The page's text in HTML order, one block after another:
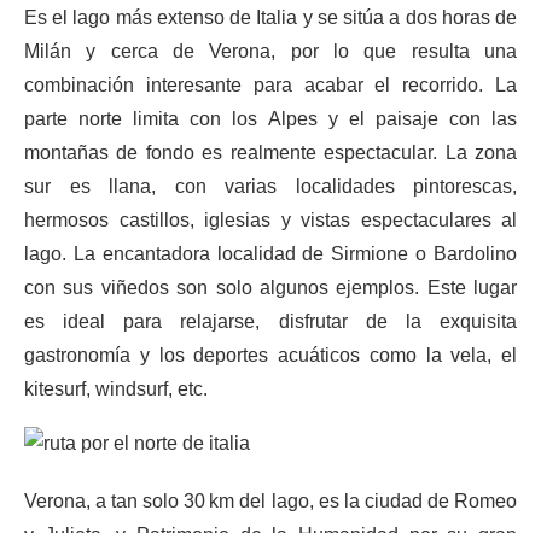
Es el lago más extenso de Italia y se sitúa a dos horas de
Milán y cerca de Verona, por lo que resulta una
combinación interesante para acabar el recorrido. La
parte norte limita con los Alpes y el paisaje con las
montañas de fondo es realmente espectacular. La zona
sur es llana, con varias localidades pintorescas,
hermosos castillos, iglesias y vistas espectaculares al
lago. La encantadora localidad de Sirmione o Bardolino
con sus viñedos son solo algunos ejemplos. Este lugar
es ideal para relajarse, disfrutar de la exquisita
gastronomía y los deportes acuáticos como la vela, el
kitesurf, windsurf, etc.
Verona, a tan solo 30 km del lago, es la ciudad de Romeo